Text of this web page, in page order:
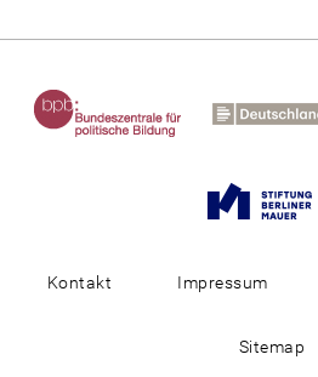
Kontakt Impressum
Sitemap